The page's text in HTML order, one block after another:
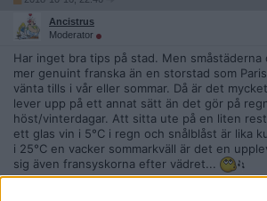
Ancistrus
Moderator
Har inget bra tips på stad. Men småstäderna
mer genuint franska än en storstad som
vänta tills i vår eller sommar. Då är det
lever upp på ett annat sätt än det gör på
höst/vinterdagar. Att sitta ute på en liten
ett glas vin i 5°C i regn och snålblåst är lika
i 25°C en vacker sommarkväll är det en
sig även fransyskorna efter vädret...